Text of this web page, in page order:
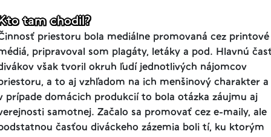
tam chodil?
priestoru bola mediálne promovaná cez printové
pripravoval som plagáty, letáky a pod. Hlavnú
však tvoril okruh ľudí jednotlivých nájomcov
a to aj vzhľadom na ich menšinový charakter a
prípade domácich produkcií to bola otázka záujmu aj
samotnej. Začalo sa promovať cez e-maily, ale
časťou diváckeho zázemia boli tí, ku ktorým